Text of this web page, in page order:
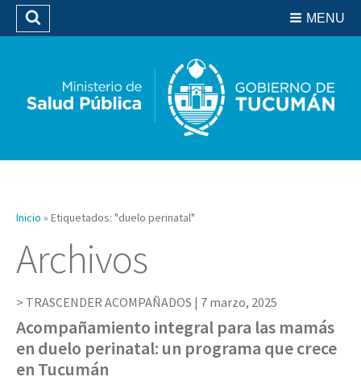
Biblioteca
MENU
Buscar
Inicio » Etiquetados: "duelo perinatal"
Archivos
TRASCENDER ACOMPAÑADOS | 7 marzo, 2025
Acompañamiento integral para las mamás
en duelo perinatal: un programa que crece
en Tucumán